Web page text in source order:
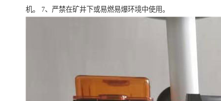
机。 7、严禁在矿井下或易燃易爆环境中使用。